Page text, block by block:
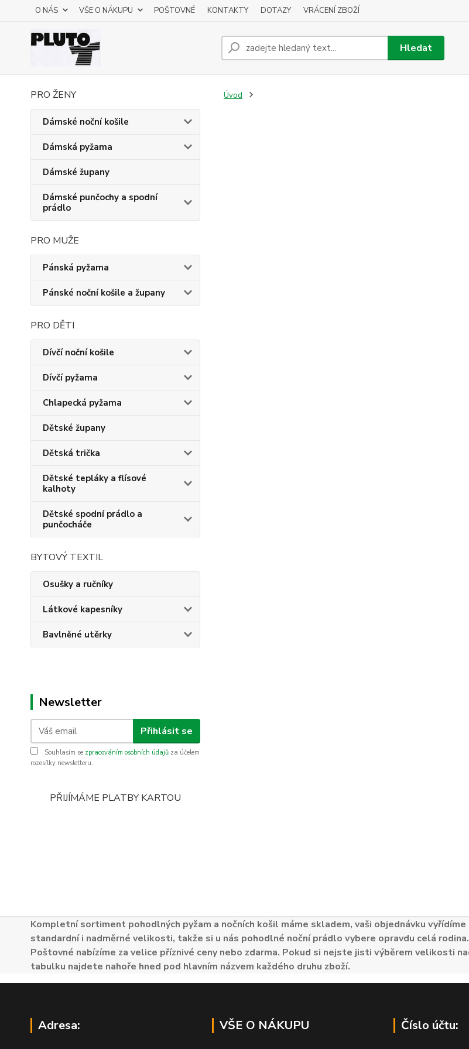
O NÁS VŠE O NÁKUPU POŠTOVNÉ KONTAKTY DOTAZY VRÁCENÍ ZBOŽÍ
Hledat
PRO ŽENY
Dámské noční košile
Dámská pyžama
Dámské župany
Dámské punčochy a spodní
prádlo
PRO MUŽE
Pánská pyžama
Pánské noční košile a župany
PRO DĚTI
Dívčí noční košile
Dívčí pyžama
Chlapecká pyžama
Dětské župany
Dětská trička
Dětské tepláky a flísové
kalhoty
Dětské spodní prádlo a
punčocháče
BYTOVÝ TEXTIL
Osušky a ručníky
Látkové kapesníky
Bavlněné utěrky
Newsletter
Přihlásit se
Souhlasím se zpracováním osobních údajů za účelem
rozesílky newsletteru.
PŘIJÍMÁME PLATBY KARTOU
Úvod
Kompletní sortiment pohodlných pyžam a nočních košil máme skladem, vaši objednávku
standardní i nadměrné velikosti, takže si u nás pohodlné noční prádlo vybere opravdu celá
Poštovné nabízíme za velice příznivé ceny nebo zdarma. Pokud si nejste jisti výběrem velikosti
tabulku najdete nahoře hned pod hlavním názvem každého druhu zboží.
Adresa: VŠE O NÁKUPU Číslo účtu: